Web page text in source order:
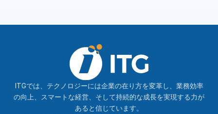
ITGでは、テクノロジーには企業の在り方を変革し、業務効率
の向上、スマートな経営、そして持続的な成長を実現する力が
あると信じています。